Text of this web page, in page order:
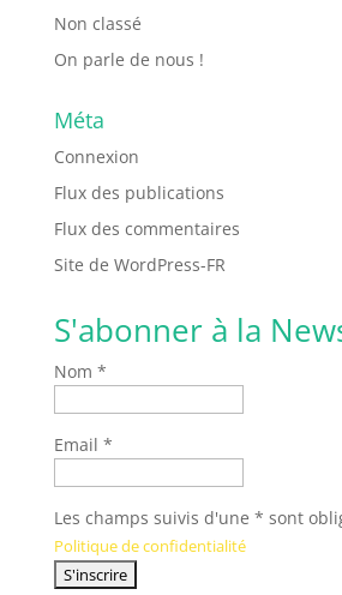
Non classé
On parle de nous !
Méta
Connexion
Flux des publications
Flux des commentaires
Site de WordPress-FR
S'abonner à la
Nom *
Email *
Les champs suivis d'une * sont
Politique de confidentialité